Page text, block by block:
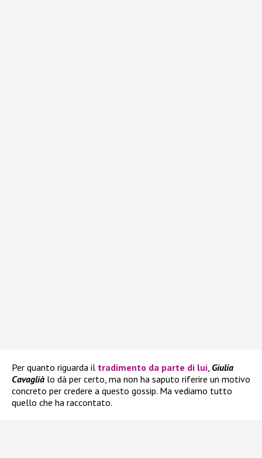
Per quanto riguarda il tradimento da parte di lui, Giulia
Cavaglià lo dà per certo, ma non ha saputo riferire un motivo
concreto per credere a questo gossip. Ma vediamo tutto
quello che ha raccontato.